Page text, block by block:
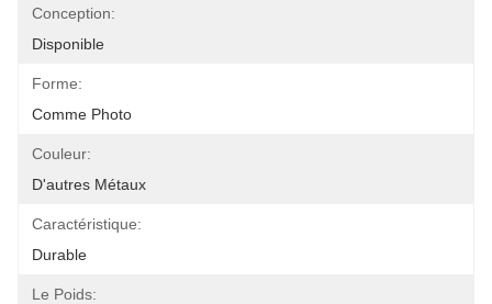
Conception:
Disponible
Forme:
Comme Photo
Couleur:
D'autres Métaux
Caractéristique:
Durable
Le Poids: